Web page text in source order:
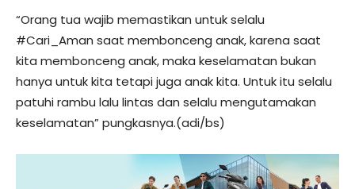
“Orang tua wajib memastikan untuk selalu
#Cari_Aman saat membonceng anak, karena saat
kita membonceng anak, maka keselamatan bukan
hanya untuk kita tetapi juga anak kita. Untuk itu selalu
patuhi rambu lalu lintas dan selalu mengutamakan
keselamatan” pungkasnya.(adi/bs)